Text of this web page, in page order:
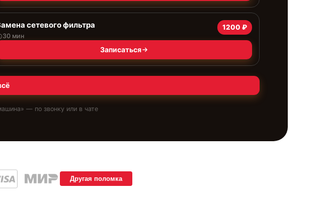
сетевого фильтра
30 мин
1200 ₽
Записаться
» — по звонку или в чате
Другая поломка